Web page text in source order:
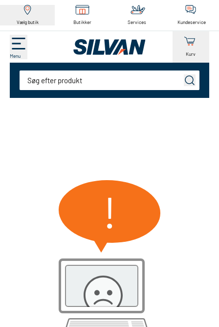
Vælg butik Butikker Services Kundeservice
Menu Kurv
Søg
!